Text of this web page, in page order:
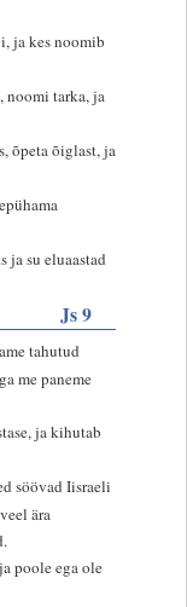
ja kes noomib
noomi tarka, ja
õpeta õiglast, ja
ja su eluaastad
Js 9
tahutud
me paneme
ja kihutab
söövad Iisraeli
ära
poole ega ole